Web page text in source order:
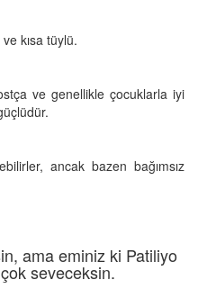
kısa tüylü.
ve genellikle çocuklarla iyi
ancak bazen bağımsız
ama eminiz ki Patiliyo
seveceksin.